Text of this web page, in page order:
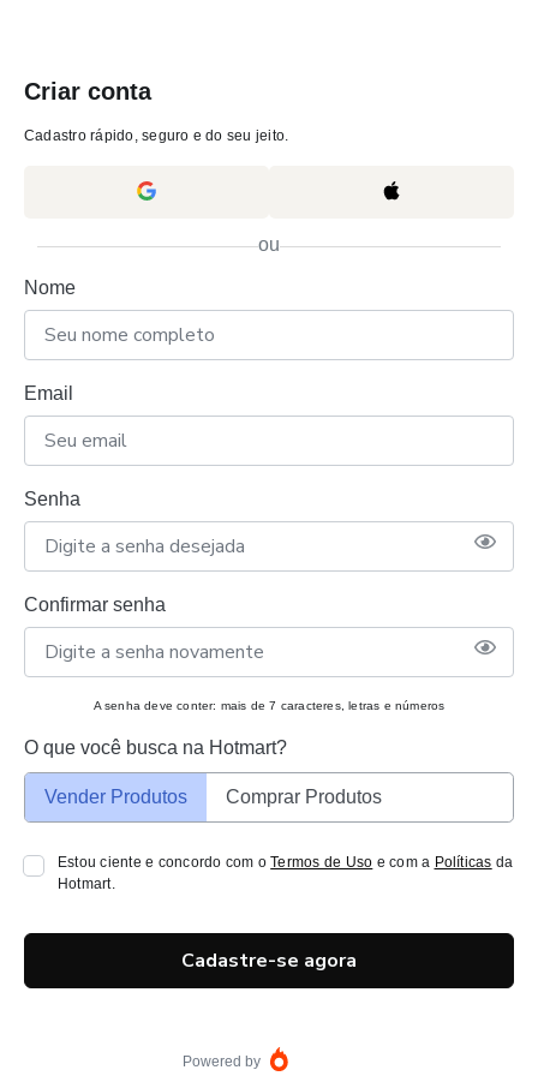
Criar conta
Cadastro rápido, seguro e do seu jeito.
ou
Nome
Email
Senha
Confirmar senha
A senha deve conter: mais de 7 caracteres, letras e números
O que você busca na Hotmart?
Vender Produtos Comprar Produtos
Estou ciente e concordo com oTermos de Uso e com a Políticas da
Hotmart.
Cadastre-se agora
Powered by